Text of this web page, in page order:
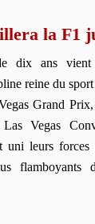
la F1
dix ans vient
reine du
Grand
Vegas
leurs forces
flamboyants